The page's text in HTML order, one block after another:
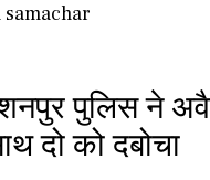
पुलिस ने
दो को दबोचा